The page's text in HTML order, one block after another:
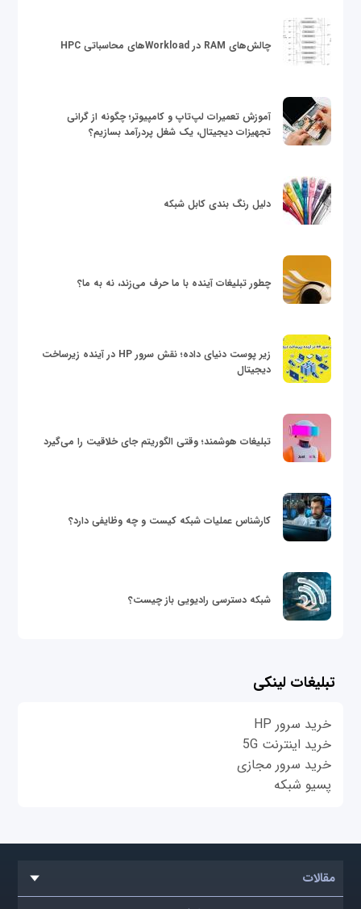
چالش‌های RAM در Workloadهای محاسباتی HPC
آموزش تعمیرات لپ‌تاپ و کامپیوتر؛ چگونه از گرانی
تجهیزات دیجیتال، یک شغل پردرآمد بسازیم؟
دلیل رنگ بندی کابل شبکه
چطور تبلیغات آینده با ما حرف می‌زند، نه به ما؟
زیر پوست دنیای داده؛ نقش سرور HP در آینده زیرساخت
دیجیتال
تبلیغات هوشمند؛ وقتی الگوریتم جای خلاقیت را می‌گیرد
کارشناس عملیات شبکه کیست و چه وظایفی دارد؟
شبکه دسترسی رادیویی باز چیست؟
تبلیغات لینکی
خرید سرور HP
خرید اینترنت 5G
خرید سرور مجازی
پسیو شبکه
مقالات